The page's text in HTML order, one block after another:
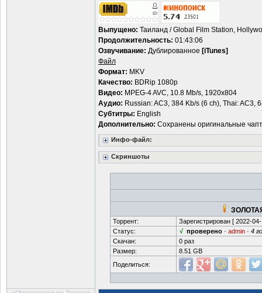
Выпущено: Таиланд / Global Film Station,
Продолжительность: 01:43:06
Озвучивание: Дублированное [iTunes]
Файл
Формат: MKV
Качество: BDRip 1080p
Видео: MPEG-4 AVC, 10.8 Mb/s, 1920x804
Аудио: Russian: AC3, 384 Kb/s (6 ch), Thai: AC3,
Субтитры: English
Дополнительно: Сохранены оригинальные
Инфо-файл:
Скриншоты
Торрент: Зарегистрирован [ 2022-
Статус:
√ проверено · admin · 4
Скачан:
0 раз
Размер:
8.51 GB
Поделиться: